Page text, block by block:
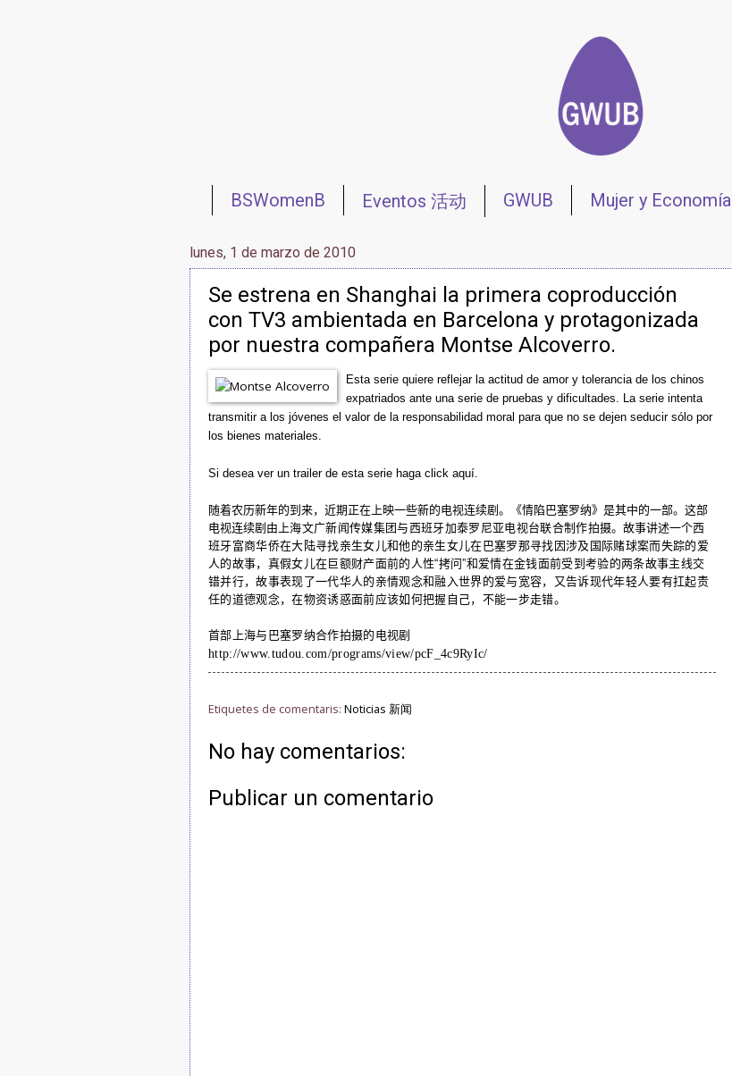
BSWomenB Eventos 活动 GWUB Mujer y Economía
lunes, 1 de marzo de 2010
Se estrena en Shanghai la primera coproducción
con TV3 ambientada en Barcelona y protagonizada
por nuestra compañera Montse Alcoverro.
Esta serie quiere reflejar la actitud de amor y tolerancia de los chinos
expatriados ante una serie de pruebas y dificultades. La serie intenta
transmitir a los jóvenes el valor de la responsabilidad moral para que no se dejen seducir sólo por
los bienes materiales.
Si desea ver un trailer de esta serie haga click aquí
随着农历新年的到来，近期正在上映一些新的电视连续剧。《情陷巴塞罗纳》是其中的一部。这部
电视连续剧由 上海文广新闻传媒集团与西班牙加泰罗尼亚电视台联合制作拍摄。故事讲述一个西
班牙富商华侨在大陆寻找亲生女儿和他的亲生女儿在巴塞罗那寻找因涉及国际赌球案而失踪的爱
人的故事，真假女儿在巨额财产面前的人性“拷问”和爱情在金钱面前受到考验的两条故事主线交
错并行，故事表现了一代华人的亲情观念和融入世界的爱与宽容，又告诉现代年轻人要有扛起责
任的道德观念，在物资诱惑面前应该如何把握自己，不能一步走错。
首部上海与巴塞罗纳合作拍摄的电视剧
http://www.tudou.com/programs/view/pcF_4c9RyIc/
Etiquetes de comentaris: Noticias 新闻
No hay comentarios:
Publicar un comentario